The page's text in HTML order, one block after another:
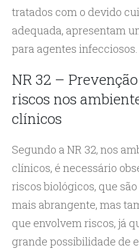
tratados com o devido
adequada, apresentam
para agentes infecciosos.
NR 32 –
riscos nos
clínicos
Segundo a NR 32, nos
clínicos, é necessário
riscos biológicos, que
mais abrangente, mas
que envolvem riscos, já
grande possibilidade de